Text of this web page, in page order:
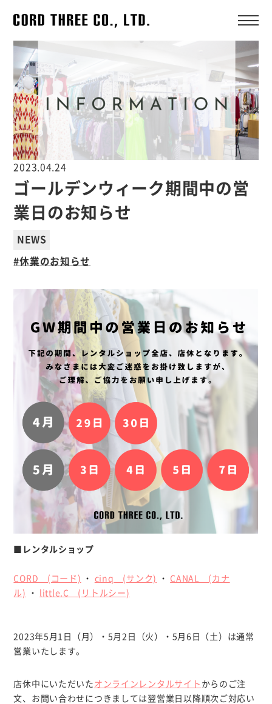
2023.04.24
ゴールデンウィーク期間中の営
業日のお知らせ
NEWS
休業のお知らせ
■レンタルショップ
CORD (コード) ・ cinq (サンク) ・ CANAL (カナ
ル)
・ little.C (リトルシー)
2023年5月1日（月）・5月2日（火）・5月6日（土）は通常
営業いたします。
店休中にいただいた オンラインレンタルサイト からのご注
文、お問い合わせにつきましては翌営業日以降順次ご対応い